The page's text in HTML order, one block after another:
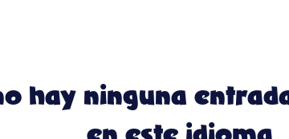
hay ninguna